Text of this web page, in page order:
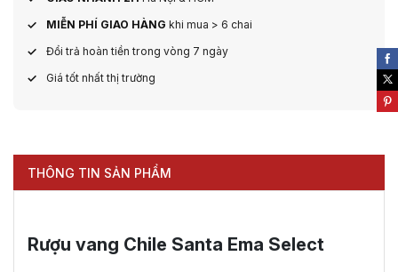
MIỄN PHÍ GIAO HÀNG khi mua > 6 chai
Đổi trả hoàn tiền trong vòng 7 ngày
Giá tốt nhất thị trường
THÔNG TIN SẢN PHẨM
Rượu vang Chile Santa Ema Select